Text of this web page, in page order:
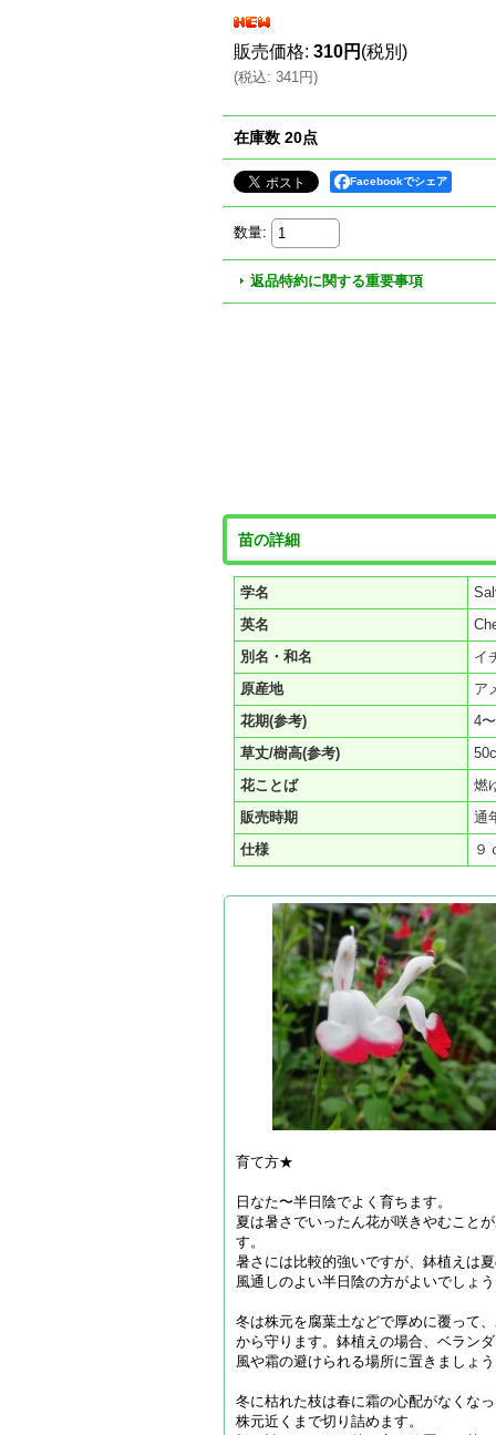
販売価格: 310円 (税別)
(税込: 341円)
在庫数 20点
Facebookでシェア
数量:
返品特約に関する重要事項
苗の詳細
学名
英名
別名・和名
イ
原産地
ア
花期(参考)
4
草丈/樹高(参考)
花ことば
燃
販売時期
通
仕様
９
育て方★
日なた〜半日陰でよく育ちます。
夏は暑さでいったん花が咲きやむこと
す。
暑さには比較的強いですが、鉢植えは
風通しのよい半日陰の方がよいでしょ
冬は株元を腐葉土などで厚めに覆って
から守ります。鉢植えの場合、ベラン
風や霜の避けられる場所に置きましょ
冬に枯れた枝は春に霜の心配がなくな
株元近くまで切り詰めます。